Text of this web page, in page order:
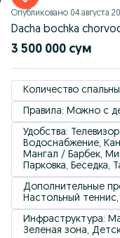
Опубликовано 04 августа
Dacha bochka
3 500 000 сум
Количество
Правила: Можно с
Удобствa:
Водоснабжение,
Мангал / Барбек,
Парковка, Беседка,
Дополнительные
Настольный
Инфраструктура:
Зеленая зона,